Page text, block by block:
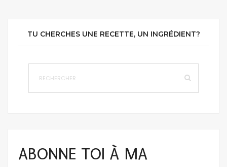
TU CHERCHES UNE RECETTE, UN INGRÉDIENT?
ABONNE TOI À MA